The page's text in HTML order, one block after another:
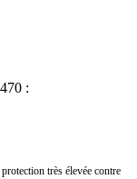
:
très élevée contre